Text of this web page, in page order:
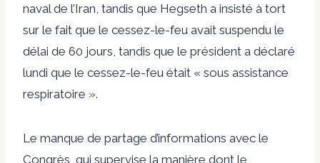
naval de l’Iran, tandis que Hegseth a insisté à tort
sur le fait que le cessez-le-feu avait suspendu le
délai de 60 jours, tandis que le président a déclaré
lundi que le cessez-le-feu était « sous assistance
respiratoire ».
Le manque de partage d’informations avec le
Congrès, qui supervise la manière dont le